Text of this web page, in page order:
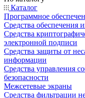
Каталог
Программное
Средства обеспечения
Средства
электронной подписи
Средства защиты от
информации
Средства управления
безопасности
Межсетевые экраны
Средства фильтрации